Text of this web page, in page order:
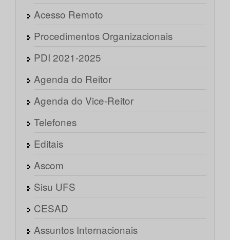
Acesso Remoto
Procedimentos Organizacionais
PDI 2021-2025
Agenda do Reitor
Agenda do Vice-Reitor
Telefones
Editais
Ascom
Sisu UFS
CESAD
Assuntos Internacionais